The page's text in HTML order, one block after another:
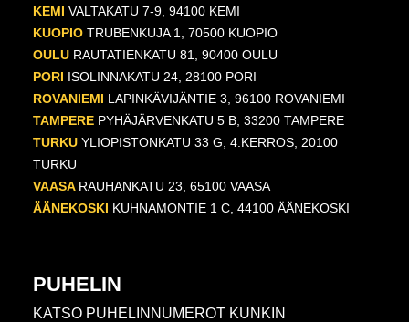
KEMI VALTAKATU 7-9, 94100 KEMI
KUOPIO TRUBENKUJA 1, 70500 KUOPIO
OULU RAUTATIENKATU 81, 90400 OULU
PORI ISOLINNAKATU 24, 28100 PORI
ROVANIEMI LAPINKÄVIJÄNTIE 3, 96100 ROVANIEMI
TAMPEREPYHÄJÄRVENKATU 5 B, 33200 TAMPERE
TURKUYLIOPISTONKATU 33 G, 4.KERROS, 20100
TURKU
VAASA RAUHANKATU 23, 65100 VAASA
ÄÄNEKOSKI KUHNAMONTIE 1 C, 44100 ÄÄNEKOSKI
PUHELIN
KATSO PUHELINNUMEROT KUNKIN